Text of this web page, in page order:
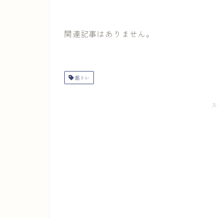
関連記事はありません。
筋トレ